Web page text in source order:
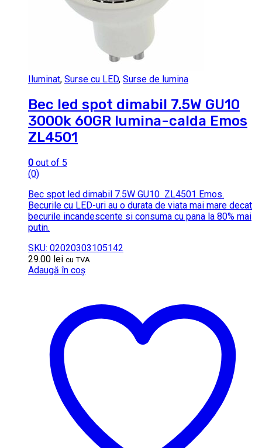
Iluminat, Surse cu LED, Surse de lumina
Bec led spot dimabil 7.5W GU10
3000k 60GR lumina-calda Emos
ZL4501
0 out of 5
(0)
Bec spot led dimabil 7.5W GU10 ZL4501 Emos.
Becurile cu LED-uri au o durata de viata mai mare decat
becurile incandescente si consuma cu pana la 80% mai
putin.
SKU: 02020303105142
29.00 lei cu TVA
Adaugă în coș